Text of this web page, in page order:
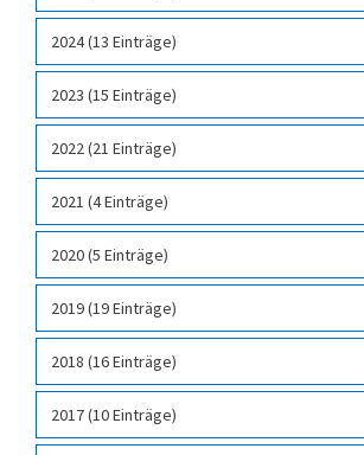
2024 (13 Einträge)
2023 (15 Einträge)
2022 (21 Einträge)
2021 (4 Einträge)
2020 (5 Einträge)
2019 (19 Einträge)
2018 (16 Einträge)
2017 (10 Einträge)